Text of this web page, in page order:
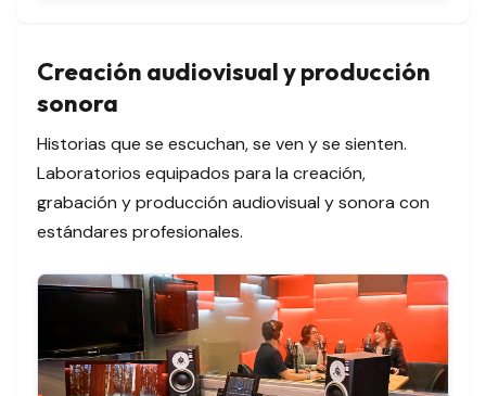
Creación audiovisual y producción
sonora
Historias que se escuchan, se ven y se sienten.
Laboratorios equipados para la creación,
grabación y producción audiovisual y sonora con
estándares profesionales.